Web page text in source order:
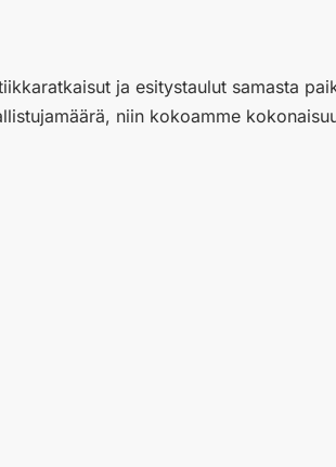
ja esitystaulut samasta
niin kokoamme